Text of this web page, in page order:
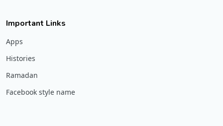
Important Links
Apps
Histories
Ramadan
Facebook style name